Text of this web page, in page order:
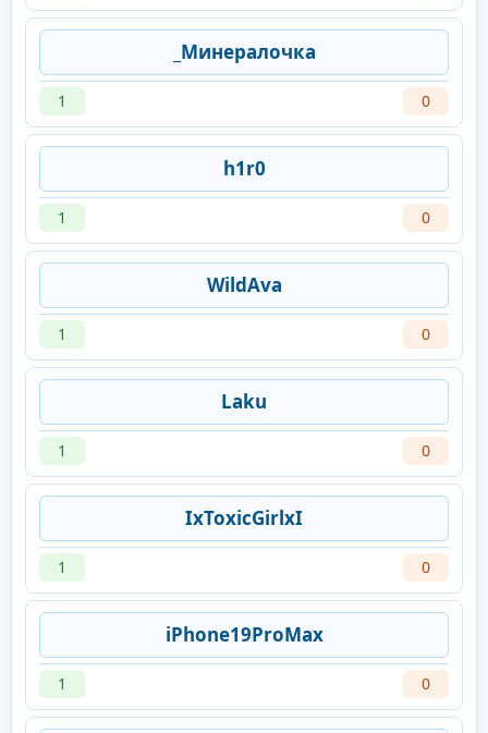
_Минералочка
1 0
h1r0
1 0
WildAva
1 0
Laku
1 0
IxToxicGirlxI
1 0
iPhone19ProMax
1 0